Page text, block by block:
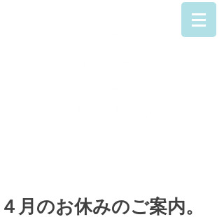
４月のお休みのご案内。